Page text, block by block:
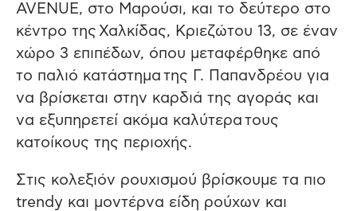
AVENUE, στο Μαρούσι, και το δεύτερο στο
κέντρο της Χαλκίδας, Κριεζώτου 13, σε έναν
χώρο 3 επιπέδων, όπου μεταφέρθηκε από
το παλιό κατάστημα της Γ. Παπανδρέου για
να βρίσκεται στην καρδιά της αγοράς και
να εξυπηρετεί ακόμα καλύτερα τους
κατοίκους της περιοχής.
Στις κολεξιόν ρουχισμού βρίσκουμε τα πιο
trendy και μοντέρνα είδη ρούχων και